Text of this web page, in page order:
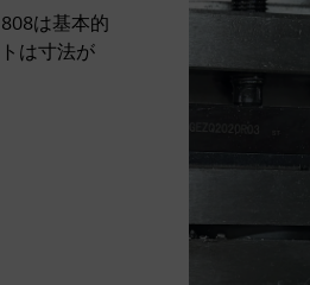
は基本的
は寸法が